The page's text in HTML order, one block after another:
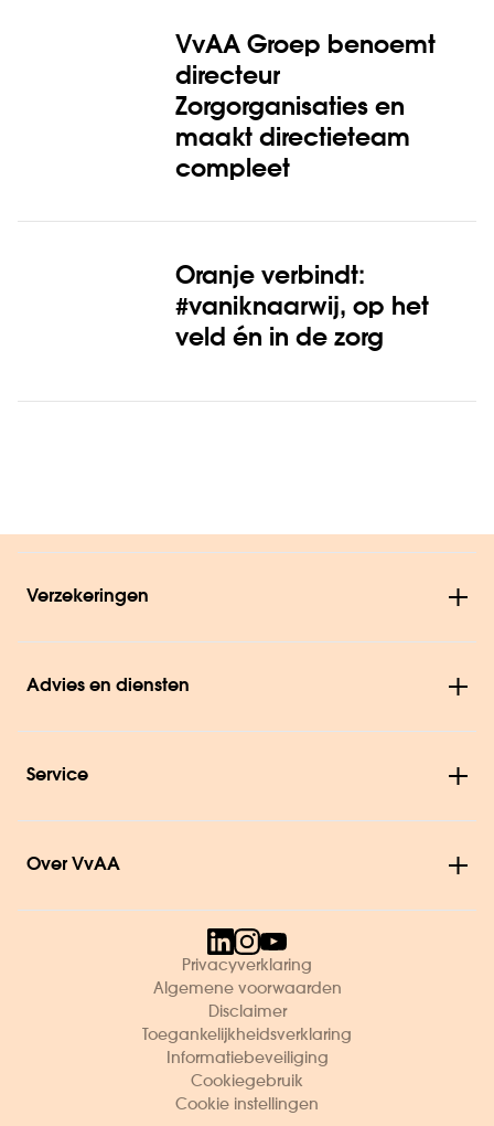
VvAA Groep benoemt
directeur
Zorgorganisaties en
maakt directieteam
compleet
Oranje verbindt:
#vaniknaarwij, op het
veld én in de zorg
Verzekeringen
Advies en diensten
Service
Over VvAA
Privacyverklaring
Algemene voorwaarden
Disclaimer
Toegankelijkheidsverklaring
Informatiebeveiliging
Cookiegebruik
Cookie instellingen